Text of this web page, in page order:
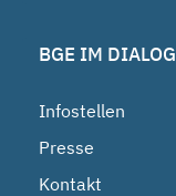
BGE IM DIALOG
Infostellen
Presse
Kontakt